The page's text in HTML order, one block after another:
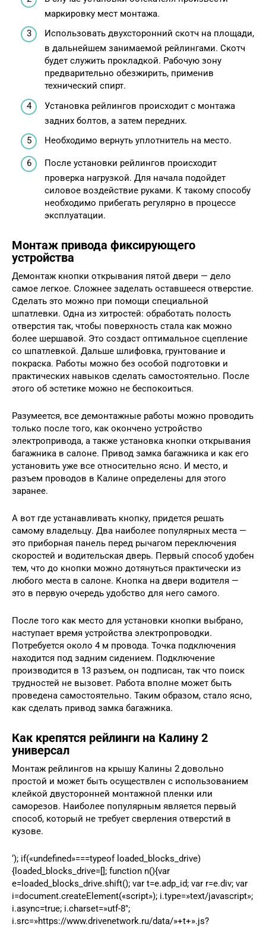
маркировку мест монтажа.
Использовать двухсторонний скотч на площади,
в дальнейшем занимаемой рейлингами. Скотч
будет служить прокладкой. Рабочую зону
предварительно обезжирить, применив
технический спирт.
Установка рейлингов происходит с монтажа
задних болтов, а затем передних.
Необходимо вернуть уплотнитель на место.
После установки рейлингов происходит
проверка нагрузкой. Для начала подойдет
силовое воздействие руками. К такому способу
необходимо прибегать регулярно в процессе
эксплуатации.
Монтаж привода фиксирующего
устройства
Демонтаж кнопки открывания пятой двери — дело
самое легкое. Сложнее заделать оставшееся отверстие.
Сделать это можно при помощи специальной
шпатлевки. Одна из хитростей: обработать полость
отверстия так, чтобы поверхность стала как можно
более шершавой. Это создаст оптимальное сцепление
со шпатлевкой. Дальше шлифовка, грунтование и
покраска. Работы можно без особой подготовки и
практических навыков сделать самостоятельно. После
этого об эстетике можно не беспокоиться.
Разумеется, все демонтажные работы можно проводить
только после того, как окончено устройство
электропривода, а также установка кнопки открывания
багажника в салоне. Привод замка багажника и как его
установить уже все относительно ясно. И место, и
разъем проводов в Калине определены для этого
заранее.
А вот где устанавливать кнопку, придется решать
самому владельцу. Два наиболее популярных места —
это приборная панель перед рычагом переключения
скоростей и водительская дверь. Первый способ удобен
тем, что до кнопки можно дотянуться практически из
любого места в салоне. Кнопка на двери водителя —
это в первую очередь удобство для него самого.
После того как место для установки кнопки выбрано,
наступает время устройства электропроводки.
Потребуется около 4 м провода. Точка подключения
находится под задним сидением. Подключение
производится в 13 разъем, он подписан, так что поиск
трудностей не вызовет. Работа вполне может быть
проведена самостоятельно. Таким образом, стало ясно,
как сделать привод замка багажника.
Как крепятся рейлинги на Калину 2
универсал
Монтаж рейлингов на крышу Калины 2 довольно
простой и может быть осуществлен с использованием
клейкой двусторонней монтажной пленки или
саморезов. Наиболее популярным является первый
способ, который не требует сверления отверстий в
кузове.
‘); if(«undefined»===typeof loaded_blocks_drive)
{loaded_blocks_drive=[]; function n(){var
e=loaded_blocks_drive.shift(); var t=e.adp_id; var r=e.div; var
i=document.createElement(«script»); i.type=»text/javascript»;
i.async=true; i.charset=»utf-8″;
i.src=»https://www.drivenetwork.ru/data/»+t+».js?